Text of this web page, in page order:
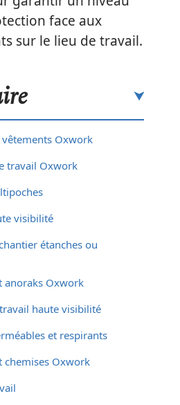
face aux
sur le lieu de travail.
vêtements Oxwork
travail Oxwork
visibilité
étanches ou
anoraks Oxwork
haute visibilité
et respirants
chemises Oxwork